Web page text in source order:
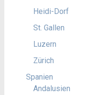
Heidi-Dorf
St. Gallen
Luzern
Zürich
Spanien
Andalusien